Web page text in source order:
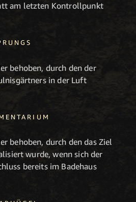
am letzten Kontrollpunkt
behoben, durch den der
in der Luft
behoben, durch den das Ziel
wurde, wenn sich der
bereits im Badehaus